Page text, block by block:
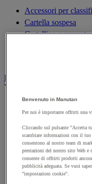
Accessori per
Cartella sospesa
Cartellina e
Decorazione
Vedi tutte le categorie
Cartina geografica
Cornice e sistema di
Decorazione per
Orologio
Pellicola adesiva
Pianta artificiale da
Vetrina per
Benvenuto in Manutan
Per noi è importante offrirti una
Cliccando sul pulsante "Accetta
scambiare informazioni con il
consentono al nostro team di
prestazioni del nostro sito Web e
consente di offrirti prodotti
pubblicità adeguata. Se vuoi
"impostazioni cookie".